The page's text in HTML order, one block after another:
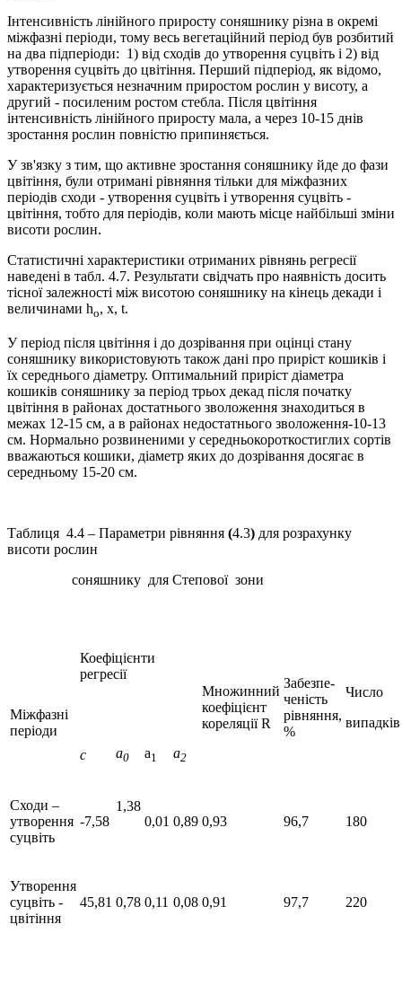
Інтенсивність лінійного приросту соняшнику різна в окремі
міжфазні періоди, тому весь вегетаційний період був розбитий
на два підперіоди: 1) від сходів до утворення суцвіть і 2) від
утворення суцвіть до цвітіння. Перший підперіод, як відомо,
характеризується незначним приростом рослин у висоту, а
другий - посиленим ростом стебла. Після цвітіння
інтенсивність лінійного приросту мала, а через 10-15 днів
зростання рослин повністю припиняється.
У зв'язку з тим, що активне зростання соняшнику йде до фази
цвітіння, були отримані рівняння тільки для міжфазних
періодів сходи - утворення суцвіть і утворення суцвіть -
цвітіння, тобто для періодів, коли мають місце найбільші зміни
висоти рослин.
Статистичні характеристики отриманих рівнянь регресії
наведені в табл. 4.7. Результати свідчать про наявність досить
тісної залежності між висотою соняшнику на кінець декади і
величинами hо, х, t.
У період після цвітіння і до дозрівання при оцінці стану
соняшнику використовують також дані про приріст кошиків і
їх середнього діаметру. Оптимальний приріст діаметра
кошиків соняшнику за період трьох декад після початку
цвітіння в районах достатнього зволоження знаходиться в
межах 12-15 см, а в районах недостатнього зволоження-10-13
см. Нормально розвиненими у середньокороткостиглих сортів
вважаються кошики, діаметр яких до дозрівання досягає в
середньому 15-20 см.
Таблиця 4.4 – Параметри рівняння (4.3) для розрахунку
висоти рослин
соняшнику для Степової зони
Міжфазні
періоди
Коефіцієнти
регресії
Множинний
коефіцієнт
кореляції R
Забезпе-
ченість
рівняння,
%
Число
випадків
с а0 а1 a2
Сходи –
утворення
суцвіть
-7,58
1,38
0,01 0,89 0,93 96,7 180
Утворення
суцвіть -
цвітіння
45,81 0,78 0,11 0,08 0,91 97,7 220